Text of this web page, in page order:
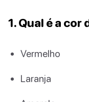
1. Qual é a cor
Vermelho
Laranja